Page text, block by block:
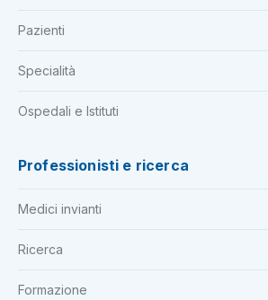
Pazienti
Specialità
Ospedali e Istituti
Professionisti e ricerca
Medici invianti
Ricerca
Formazione